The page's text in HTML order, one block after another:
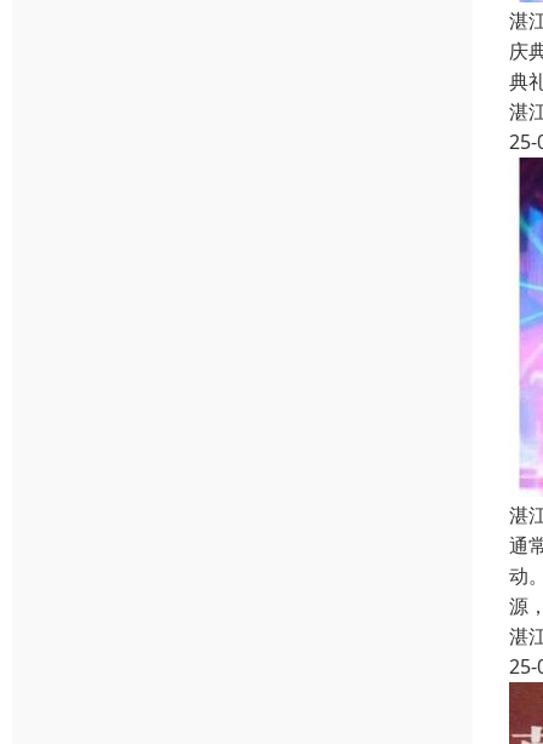
湛
庆
典
湛
25-
湛
通
动
源
湛
25-